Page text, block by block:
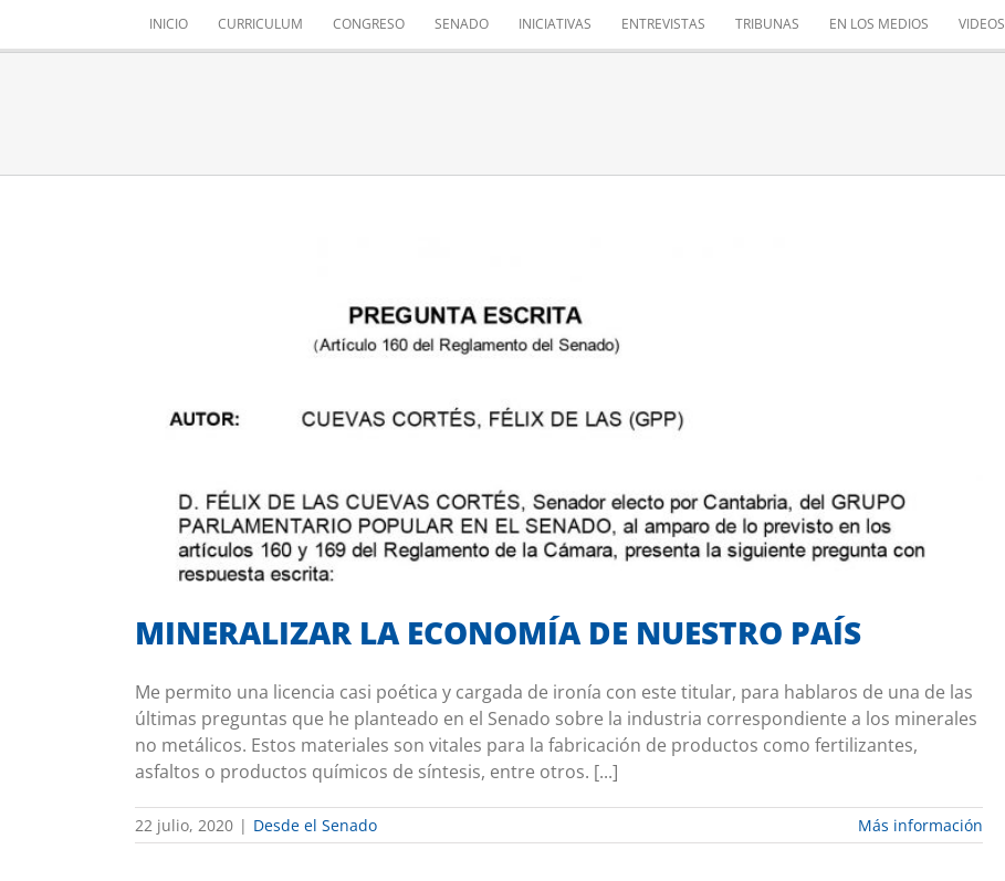
INICIO CURRICULUM CONGRESO SENADO INICIATIVAS ENTREVISTAS TRIBUNAS EN LOS MEDIOS VIDEOS
MINERALIZAR LA ECONOMÍA DE NUESTRO PAÍS
MINERALIZAR LA ECONOMÍA DE NUESTRO PAÍS
Me permito una licencia casi poética y cargada de ironía con este titular, para hablaros de una de las
últimas preguntas que he planteado en el Senado sobre la industria correspondiente a los minerales
no metálicos. Estos materiales son vitales para la fabricación de productos como fertilizantes,
asfaltos o productos químicos de síntesis, entre otros. [...]
22 julio, 2020 | Desde el Senado Más información